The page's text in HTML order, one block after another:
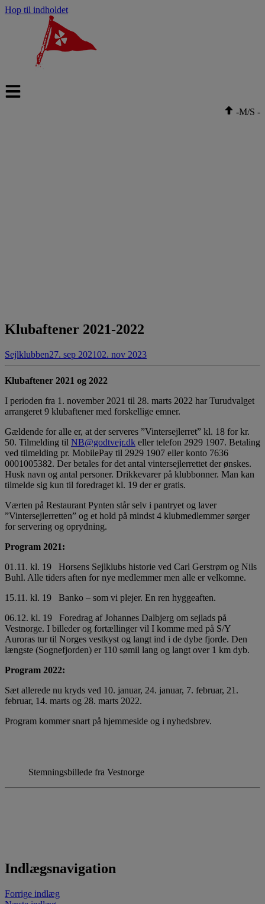
Hop til indholdet
-M/S -
Klubaftener 2021-2022
Sejlklubben27. sep 202102. nov 2023
Klubaftener 2021 og 2022
I perioden fra 1. november 2021 til 28. marts 2022 har Turudvalget
arrangeret 9 klubaftener med forskellige emner.
Gældende for alle er, at der serveres ”Vintersejlerret” kl. 18 for kr.
50. Tilmelding til NB@godtvejr.dk eller telefon 2929 1907. Betaling
ved tilmelding pr. MobilePay til 2929 1907 eller konto 7636
0001005382. Der betales for det antal vintersejlerrettet der ønskes.
Husk navn og antal personer. Drikkevarer på klubbonner. Man kan
tilmelde sig kun til foredraget kl. 19 der er gratis.
Værten på Restaurant Pynten står selv i pantryet og laver
”Vintersejlerretten” og et hold på mindst 4 klubmedlemmer sørger
for servering og oprydning.
Program 2021:
01.11. kl. 19 Horsens Sejlklubs historie ved Carl Gerstrøm og Nils
Buhl. Alle tiders aften for nye medlemmer men alle er velkomne.
15.11. kl. 19 Banko – som vi plejer. En ren hyggeaften.
06.12. kl. 19 Foredrag af Johannes Dalbjerg om sejlads på
Vestnorge. I billeder og fortællinger vil I komme med på S/Y
Auroras tur til Norges vestkyst og langt ind i de dybe fjorde. Den
længste (Sognefjorden) er 110 sømil lang og langt over 1 km dyb.
Program 2022:
Sæt allerede nu kryds ved 10. januar, 24. januar, 7. februar, 21.
februar, 14. marts og 28. marts 2022.
Program kommer snart på hjemmeside og i nyhedsbrev.
Stemningsbillede fra Vestnorge
Indlægsnavigation
Forrige indlæg